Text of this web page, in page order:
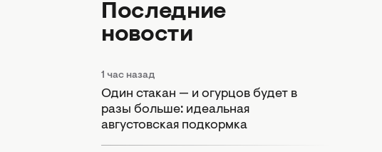
Последние
новости
1 час назад
Один стакан — и огурцов будет в
разы больше: идеальная
августовская подкормка